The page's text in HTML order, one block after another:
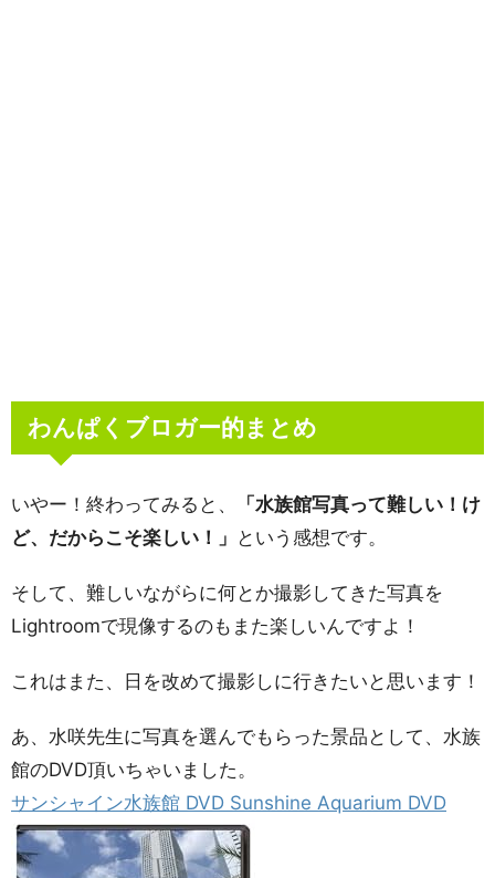
わんぱくブロガー的まとめ
いやー！終わってみると、
「水族館写真って難しい！け
ど、だからこそ楽しい！」 という感想です。
そして、難しいながらに何とか撮影してきた写真を
Lightroomで現像するのもまた楽しいんですよ！
これはまた、日を改めて撮影しに行きたいと思います！
あ、水咲先生に写真を選んでもらった景品として、水族
館のDVD頂いちゃいました。
サンシャイン水族館 DVD Sunshine Aquarium DVD